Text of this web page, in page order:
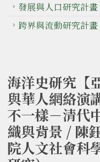
發展與人口研究計畫
跨界與流動研究計畫
海洋史研究【
與華人網絡演
不一樣－清代
織與背景 / 陳
院人文社會科